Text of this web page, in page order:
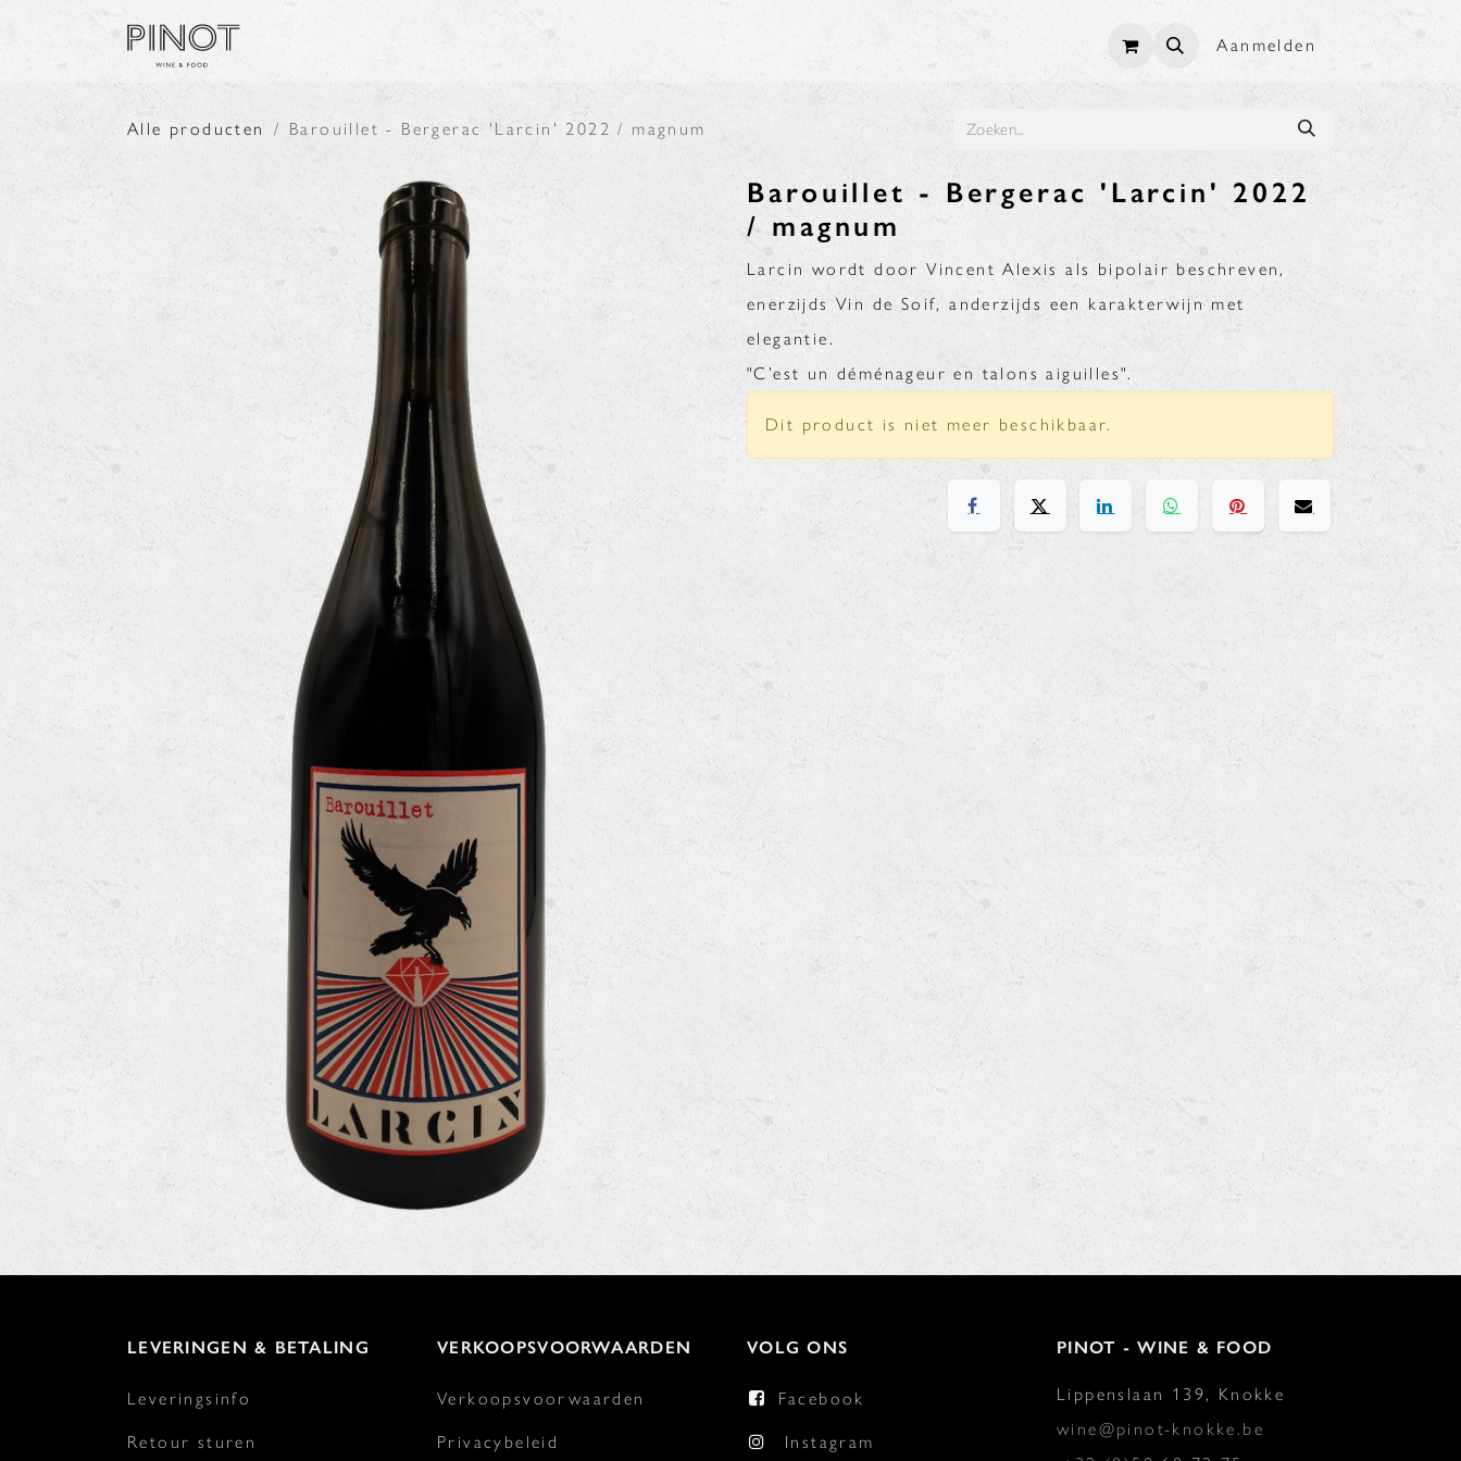
Aanmelden
Alle producten Barouillet - Bergerac 'Larcin' 2022 / magnum
Barouillet - Bergerac 'Larcin' 2022
/ magnum
Larcin wordt door Vincent Alexis als bipolair beschreven,
enerzijds Vin de Soif, anderzijds een karakterwijn met
elegantie.
"C’est un déménageur en talons aiguilles".
Dit product is niet meer beschikbaar.
LEVERINGEN & BETALING
Leveringsinfo
Retour sturen
VERKOOPSVOORWAARDEN
Verkoopsvoorwaarden
Privacybeleid
VOLG ONS
Facebook
Instagram
PINOT - WINE & FOOD
Lippenslaan 139, Knokke
wine@pinot-knokke.be